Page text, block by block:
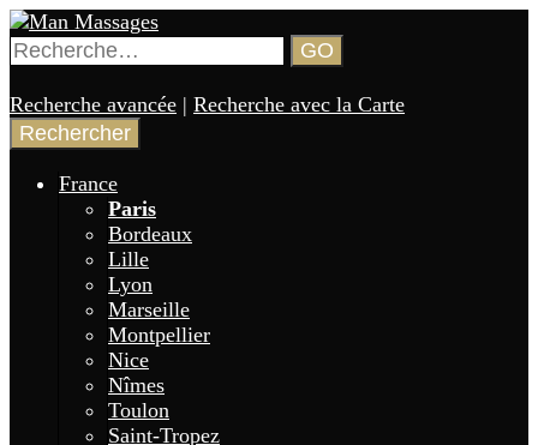
Aller
au
contenu
principal
Man Massages
Rechercher : GO
Recherche avancée | Recherche avec la Carte
France
Paris
Bordeaux
Lille
Lyon
Marseille
Montpellier
Nice
Nîmes
Toulon
Saint-Tropez